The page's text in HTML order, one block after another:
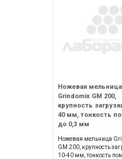
Ножевая мельница
Grindomix GM 200,
крупность
40 мм, тонкость
до 0,3 мм
Ножевая мельница
GM 200, крупность
10-40 мм, тонкость